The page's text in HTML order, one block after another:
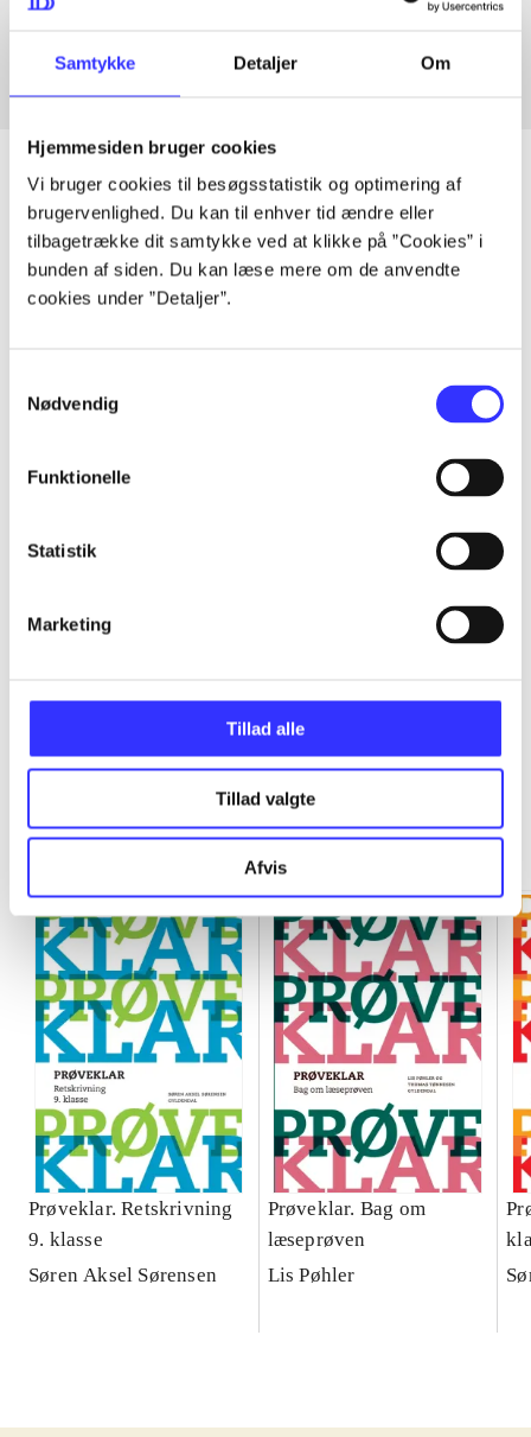
Samtykke Detaljer Om
Hjemmesiden bruger cookies
Vi bruger cookies til besøgsstatistik og optimering af
brugervenlighed. Du kan til enhver tid ændre eller
tilbagetrække dit samtykke ved at klikke på ”Cookies” i
bunden af siden. Du kan læse mere om de anvendte
cookies under ”Detaljer”.
Nødvendig
Funktionelle
Statistik
Marketing
Tillad alle
Tillad valgte
Afvis
Fra
Artikler
Alle registrerede artikler fordelt på udgivelser
Minder om
Prøveklar. Retskrivning
9. klasse
Søren Aksel Sørensen
Prøveklar. Bag om
læseprøven
Lis Pøhler